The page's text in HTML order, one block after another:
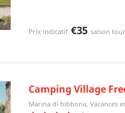
Prix indicatif €35 saison
Camping Village
Marina di bibbona, Vacances